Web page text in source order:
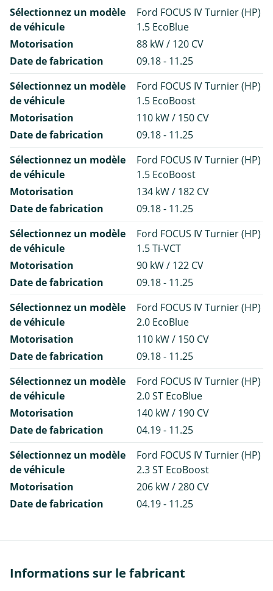
Sélectionnez un modèle
de véhicule
Ford FOCUS IV Turnier (HP)
1.5 EcoBlue
Motorisation
88 kW / 120 CV
Date de fabrication
09.18 - 11.25
Sélectionnez un modèle
de véhicule
Ford FOCUS IV Turnier (HP)
1.5 EcoBoost
Motorisation
110 kW / 150 CV
Date de fabrication
09.18 - 11.25
Sélectionnez un modèle
de véhicule
Ford FOCUS IV Turnier (HP)
1.5 EcoBoost
Motorisation
134 kW / 182 CV
Date de fabrication
09.18 - 11.25
Sélectionnez un modèle
de véhicule
Ford FOCUS IV Turnier (HP)
1.5 Ti-VCT
Motorisation
90 kW / 122 CV
Date de fabrication
09.18 - 11.25
Sélectionnez un modèle
de véhicule
Ford FOCUS IV Turnier (HP)
2.0 EcoBlue
Motorisation
110 kW / 150 CV
Date de fabrication
09.18 - 11.25
Sélectionnez un modèle
de véhicule
Ford FOCUS IV Turnier (HP)
2.0 ST EcoBlue
Motorisation
140 kW / 190 CV
Date de fabrication
04.19 - 11.25
Sélectionnez un modèle
de véhicule
Ford FOCUS IV Turnier (HP)
2.3 ST EcoBoost
Motorisation
206 kW / 280 CV
Date de fabrication
04.19 - 11.25
Informations sur le fabricant